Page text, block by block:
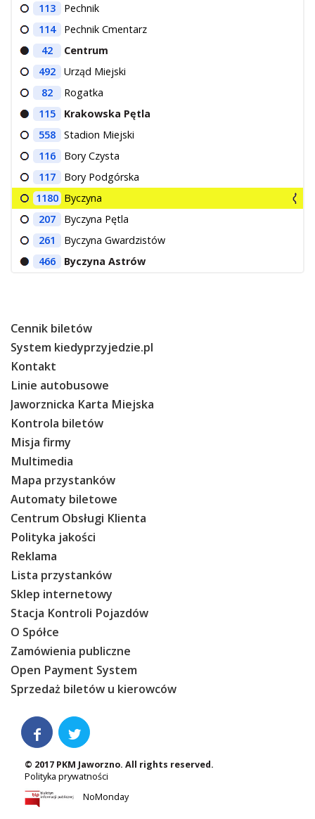
113
Pechnik
114
Pechnik Cmentarz
42
Centrum
492
Urząd Miejski
82
Rogatka
115
Krakowska Pętla
558
Stadion Miejski
116
Bory Czysta
117
Bory Podgórska
1180 Byczyna
207
Byczyna Pętla
261
Byczyna Gwardzistów
466
Byczyna Astrów
Cennik biletów
System kiedyprzyjedzie.pl
Kontakt
Linie autobusowe
Jaworznicka Karta Miejska
Kontrola biletów
Misja firmy
Multimedia
Mapa przystanków
Automaty biletowe
Centrum Obsługi Klienta
Polityka jakości
Reklama
Lista przystanków
Sklep internetowy
Stacja Kontroli Pojazdów
O Spółce
Zamówienia publiczne
Open Payment System
Sprzedaż biletów u kierowców
 
© 2017 PKM Jaworzno. All rights reserved.
Polityka prywatności
NoMonday